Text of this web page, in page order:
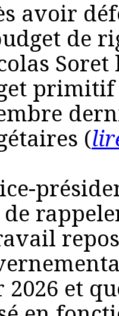
avoir
de
primitif
(
2026 et